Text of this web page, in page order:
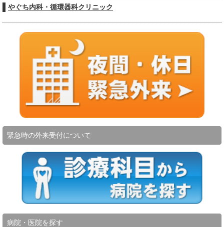
やぐち内科・循環器科クリニック
緊急時の外来受付について
病院・医院を探す